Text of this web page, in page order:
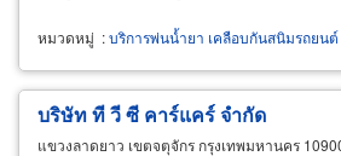
หมวดหมู่ :บริการพ่นน้ำยา เคลือบกันสนิมรถยนต์
บริษัท ที วี ซี คาร์แคร์ จำกัด
แขวงลาดยาว เขตจตุจักร กรุงเทพมหานคร